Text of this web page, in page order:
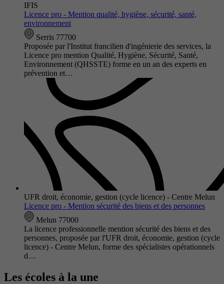
IFIS
Licence pro - Mention qualité, hygiène, sécurité, santé,
environnement
Serris 77700
Proposée par l'Institut francilien d'ingénierie des services, la
Licence pro mention Qualité, Hygiène, Sécurité, Santé,
Environnement (QHSSTE) forme en un an des experts en
prévention et…
UFR droit, économie, gestion (cycle licence) - Centre Melun
Licence pro - Mention sécurité des biens et des personnes
Melun 77000
La licence professionnelle mention sécurité des biens et des
personnes, proposée par l'UFR droit, économie, gestion (cycle
licence) - Centre Melun, forme des spécialistes opérationnels
d…
Les écoles à la une